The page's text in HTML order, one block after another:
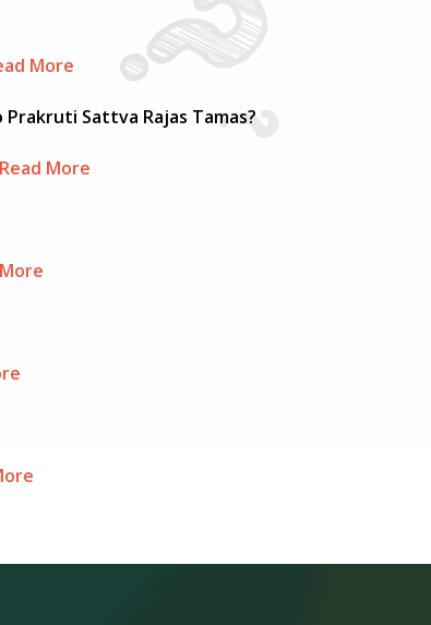
More
Sattva Rajas Tamas?
Read More